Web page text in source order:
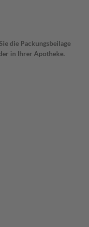
die Packungsbeilage
in Ihrer Apotheke.